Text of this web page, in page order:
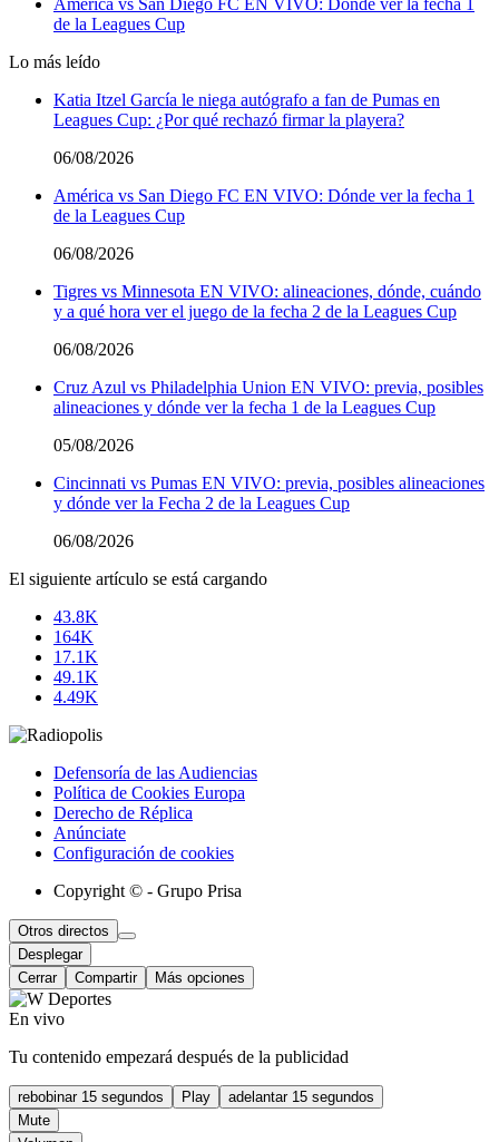
América vs San Diego FC EN VIVO: Dónde ver la fecha 1
de la Leagues Cup
Lo más leído
Katia Itzel García le niega autógrafo a fan de Pumas en
Leagues Cup: ¿Por qué rechazó firmar la playera?
06/08/2026
América vs San Diego FC EN VIVO: Dónde ver la fecha 1
de la Leagues Cup
06/08/2026
Tigres vs Minnesota EN VIVO: alineaciones, dónde, cuándo
y a qué hora ver el juego de la fecha 2 de la Leagues Cup
06/08/2026
Cruz Azul vs Philadelphia Union EN VIVO: previa, posibles
alineaciones y dónde ver la fecha 1 de la Leagues Cup
05/08/2026
Cincinnati vs Pumas EN VIVO: previa, posibles alineaciones
y dónde ver la Fecha 2 de la Leagues Cup
06/08/2026
El siguiente artículo se está cargando
43.8K
164K
17.1K
49.1K
4.49K
Defensoría de las Audiencias
Política de Cookies Europa
Derecho de Réplica
Anúnciate
Configuración de cookies
Copyright © - Grupo Prisa
Otros directos
Desplegar
Cerrar
Compartir Más opciones
En vivo
Tu contenido empezará después de la publicidad
rebobinar 15 segundos Play
adelantar 15 segundos
Mute